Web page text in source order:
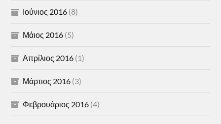
Ιούνιος 2016 (8)
Μάιος 2016 (5)
Απρίλιος 2016 (1)
Μάρτιος 2016 (3)
Φεβρουάριος 2016 (4)